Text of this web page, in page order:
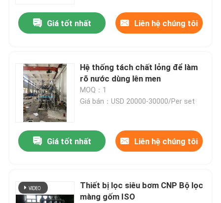
Giá tốt nhất Liên hệ chúng tôi
Hệ thống tách chất lỏng để làm
rõ nước dùng lên men
MOQ：1
Giá bán：USD 20000-30000/Per set
Giá tốt nhất Liên hệ chúng tôi
Thiết bị lọc siêu bơm CNP Bộ lọc
màng gốm ISO